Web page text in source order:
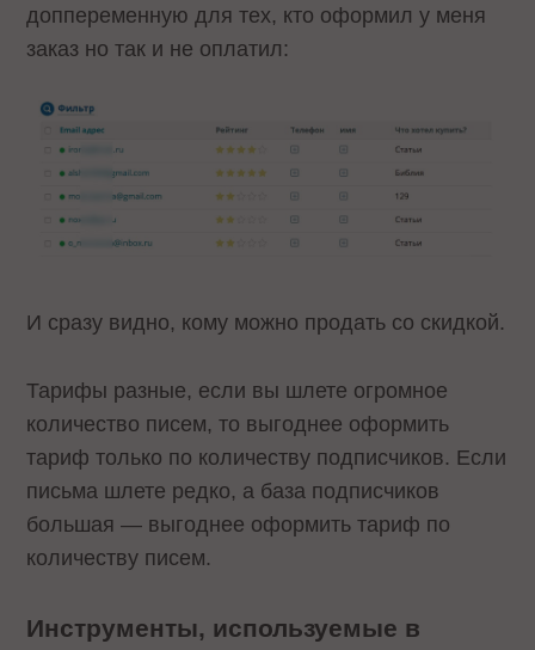
доппеременную для тех, кто оформил у меня
заказ но так и не оплатил:
И сразу видно, кому можно продать со скидкой.
Тарифы разные, если вы шлете огромное
количество писем, то выгоднее оформить
тариф только по количеству подписчиков. Если
письма шлете редко, а база подписчиков
большая — выгоднее оформить тариф по
количеству писем.
Инструменты, используемые в